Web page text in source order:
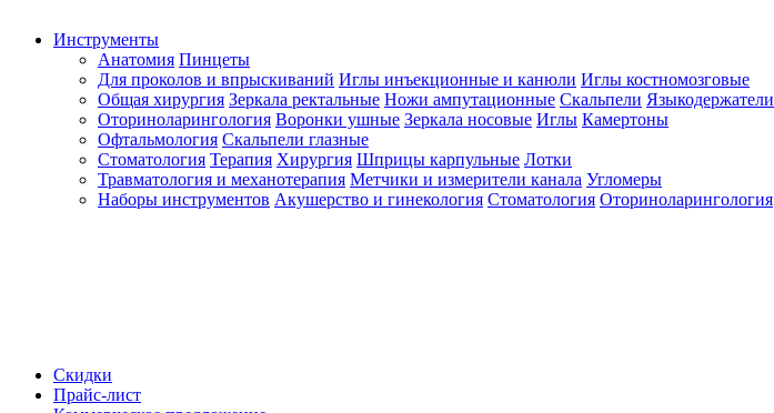
Инструменты
Анатомия Пинцеты
Для проколов и впрыскиваний Иглы инъекционные и канюли Иглы костномозговые
Общая хирургия Зеркала ректальные Ножи ампутационные Скальпели Языкодержатели
Оториноларингология Воронки ушные Зеркала носовые Иглы Камертоны
Офтальмология Скальпели глазные
Стоматология Терапия Хирургия Шприцы карпульные Лотки
Травматология и механотерапия Метчики и измерители канала Угломеры
Наборы инструментов Акушерство и гинекология Стоматология Оториноларингология
Скидки
Прайс-лист